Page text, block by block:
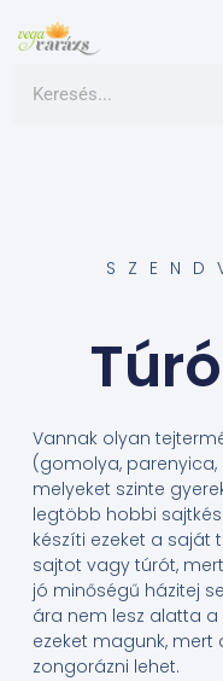
Vannak olyan
(gomolya, parenyica,
melyeket szinte
legtöbb hobbi
készíti ezeket a saját
sajtot vagy túrót,
jó minőségű házitej
ára nem lesz alatta a
ezeket magunk,
zongorázni lehet.